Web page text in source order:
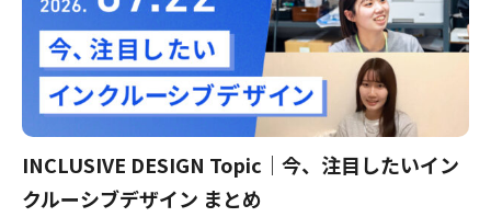
INCLUSIVE DESIGN Topic｜今、注目したいイン
クルーシブデザイン まとめ